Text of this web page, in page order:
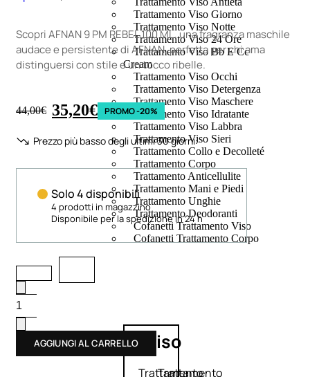
Trattamento Viso Giorno
Trattamento Viso Notte
Trattamento Viso 24 Ore
Trattamento Viso Bb E Cc
Cream
Trattamento Viso Occhi
Trattamento Viso Detergenza
Trattamento Viso Maschere
Trattamento Viso Idratante
Trattamento Viso Labbra
Trattamento Viso Sieri
Trattamento Collo e Decolleté
Trattamento Corpo
Trattamento Anticellulite
Trattamento Mani e Piedi
Trattamento Unghie
Trattamento Deodoranti
Cofanetti Trattamento Viso
Cofanetti Trattamento Corpo
Viso
Trattamento
Trattamento
Scopri AFNAN 9 PM REBEL 100 ML, una fragranza maschile
audace e persistente di AFNAN, perfetta per chi ama
distinguersi con stile e un tocco ribelle.
44,00€ 35,20€ PROMO -20%
Prezzo più basso degli ultimi 30 giorni:
Solo 4 disponibili
4 prodotti in magazzino
Disponibile per la spedizione in 24 h
AGGIUNGI AL CARRELLO